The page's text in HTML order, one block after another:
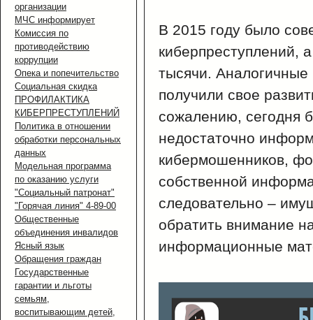
организации
МЧС информирует
Комиссия по
противодействию
коррупции
Опека и попечительство
Социальная скидка
ПРОФИЛАКТИКА
КИБЕРПРЕСТУПЛЕНИЙ
Политика в отношении
обработки персональных
данных
Модельная программа
по оказанию услуги
"Социальный патронат"
"Горячая линия" 4-89-00
Общественные
объединения инвалидов
Ясный язык
Обращения граждан
Государственные
гарантии и льготы
семьям,
воспитывающим детей,
В 2015 году было
киберпреступлений,
тысячи.
получили свое
сожалению, сегодня
недостаточно
кибермошенников,
собственной
следовательно –
обратить внимание
информационные